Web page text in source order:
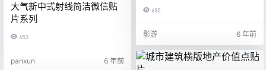
大气新中式射线简洁微信贴
片系列
653
panxun 6 年前
680
影游 6 年前